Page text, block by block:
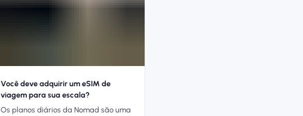
Você deve adquirir um eSIM de
viagem para sua escala?
Os planos diários da Nomad são uma